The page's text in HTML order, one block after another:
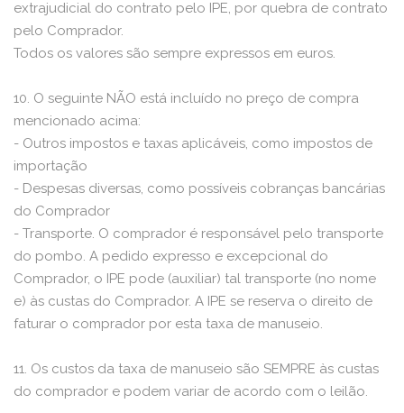
extrajudicial do contrato pelo IPE, por quebra de contrato
pelo Comprador.
Todos os valores são sempre expressos em euros.
10. O seguinte NÃO está incluído no preço de compra
mencionado acima:
- Outros impostos e taxas aplicáveis, como impostos de
importação
- Despesas diversas, como possíveis cobranças bancárias
do Comprador
- Transporte. O comprador é responsável pelo transporte
do pombo. A pedido expresso e excepcional do
Comprador, o IPE pode (auxiliar) tal transporte (no nome
e) às custas do Comprador. A IPE se reserva o direito de
faturar o comprador por esta taxa de manuseio.
11. Os custos da taxa de manuseio são SEMPRE às custas
do comprador e podem variar de acordo com o leilão.